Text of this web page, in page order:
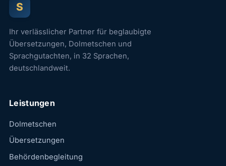
S
Ihr verlässlicher Partner für beglaubigte
Übersetzungen, Dolmetschen und
Sprachgutachten, in 32 Sprachen,
deutschlandweit.
Leistungen
Dolmetschen
Übersetzungen
Behördenbegleitung